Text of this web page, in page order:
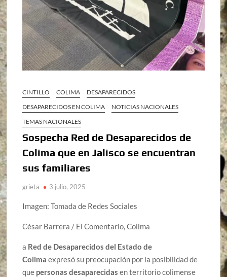
CINTILLO COLIMA
DESAPARECIDOS
DESAPARECIDOS EN COLIMA
NOTICIAS NACIONALES
TEMAS NACIONALES
Sospecha Red de Desaparecidos de
Colima que en Jalisco se encuentran
sus familiares
grieta 3 julio, 2025
Imagen: Tomada de Redes Sociales
César Barrera / El Comentario, Colima
a Red de Desaparecidos del Estado de
Colima expresó su preocupación por la posibilidad de
que personas desaparecidas en territorio colimense